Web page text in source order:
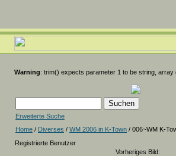
Warning: trim() expects parameter 1 to be string,
Erweiterte Suche
Home / Diverses / WM 2006 in K-Town / 006~WM K-
Registrierte Benutzer
Vorheriges Bild: